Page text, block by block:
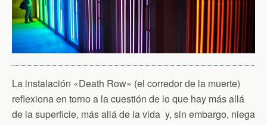
La instalación «Death Row» (el corredor de la muerte)
reflexiona en torno a la cuestión de lo que hay más allá
de la superficie, más allá de la vida y, sin embargo, niega